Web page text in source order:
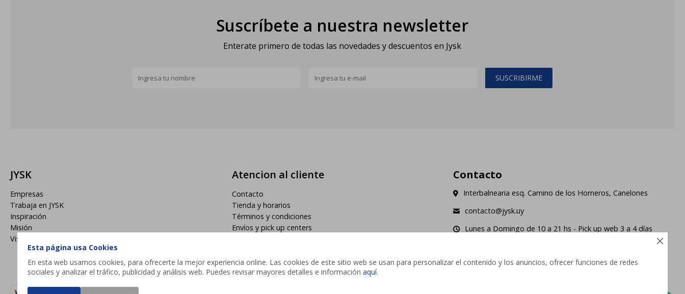

Esta página usa Cookies
En esta web usamos cookies, para ofrecerte la mejor experiencia online. Las cookies de este sitio web se usan para personalizar el contenido y los anuncios, ofrecer funciones de redes
sociales y analizar el tráfico, publicidad y análisis web. Puedes revisar mayores detalles e información aquí.
Suscríbete a nuestra newsletter
Enterate primero de todas las novedades y descuentos en Jysk
SUSCRIBIRME
JYSK
Empresas
Trabaja en JYSK
Inspiración
Misión
Visión
Atencion al cliente
Contacto
Tienda y horarios
Términos y condiciones
Envíos y pick up centers
Contacto
Interbalnearia esq. Camino de los Horneros, Canelones
contacto@jysk.uy
Lunes a Domingo de 10 a 21 hs - Pick up web 3 a 4 días
   